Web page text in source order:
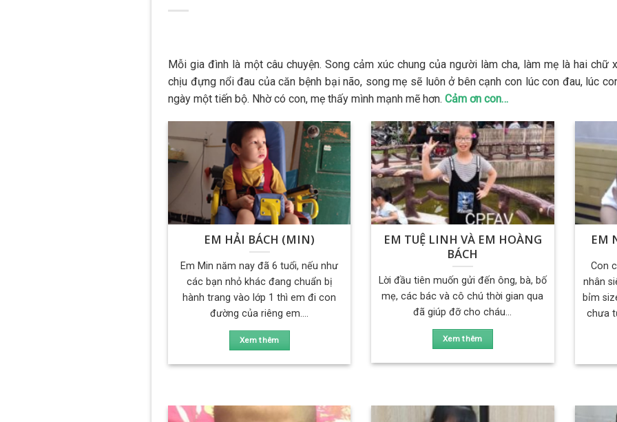
Mỗi gia đình là một câu chuyện. Song cảm xúc chung của người làm cha, làm mẹ là hai chữ
chịu đựng nổi đau của căn bệnh bại não, song mẹ sẽ luôn ở bên cạnh con lúc con đau, lúc
ngày một tiến bộ. Nhờ có con, mẹ thấy mình mạnh mẽ hơn.Cảm ơn con…
EM HẢI BÁCH (MIN)
Em Min năm nay đã 6 tuổi, nếu như
các bạn nhỏ khác đang chuẩn bị
hành trang vào lớp 1 thì em đi con
đường của riêng em....
Xem thêm
EM TUỆ LINH VÀ EM HOÀNG
BÁCH
Lời đầu tiên muốn gửi đến ông, bà, bố
mẹ, các bác và cô chú thời gian qua
đã giúp đỡ cho cháu...
Xem thêm
EM
Con
nhân
bỉm
chưa